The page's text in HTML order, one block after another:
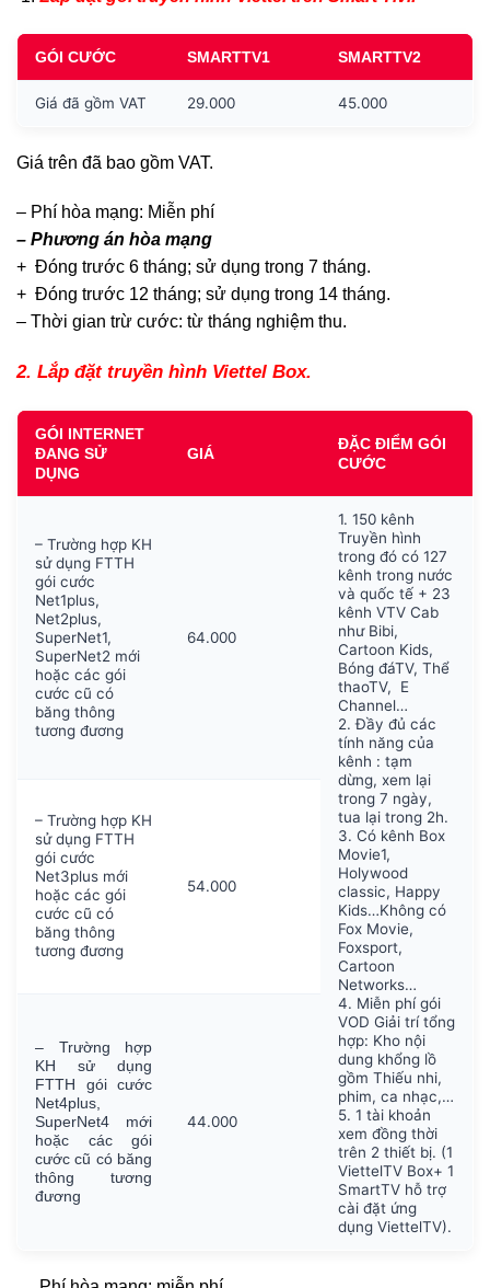
GÓI CƯỚC SMARTTV1 SMARTTV2
Giá đã gồm VAT 29.000 45.000
Giá trên đã bao gồm VAT.
– Phí hòa mạng: Miễn phí
– Phương án hòa mạng
+ Đóng trước 6 tháng; sử dụng trong 7 tháng.
+ Đóng trước 12 tháng; sử dụng trong 14 tháng.
– Thời gian trừ cước: từ tháng nghiệm thu.
2. Lắp đặt truyền hình Viettel Box.
GÓI INTERNET
ĐANG SỬ
DỤNG
GIÁ
ĐẶC ĐIỂM GÓI
CƯỚC
– Trường hợp KH
sử dụng FTTH
gói cước
Net1plus,
Net2plus,
SuperNet1,
SuperNet2 mới
hoặc các gói
cước cũ có
băng thông
tương đương
64.000
1. 150 kênh
Truyền hình
trong đó có 127
kênh trong nước
và quốc tế + 23
kênh VTV Cab
như Bibi,
Cartoon Kids,
Bóng đáTV, Thể
thaoTV, E
Channel…
2. Đầy đủ các
tính năng của
kênh : tạm
dừng, xem lại
trong 7 ngày,
tua lại trong 2h.
3. Có kênh Box
Movie1,
Holywood
classic, Happy
Kids…Không có
Fox Movie,
Foxsport,
Cartoon
Networks…
4. Miễn phí gói
VOD Giải trí tổng
hợp: Kho nội
dung khổng lồ
gồm Thiếu nhi,
phim, ca nhạc,…
5. 1 tài khoản
xem đồng thời
trên 2 thiết bị. (1
ViettelTV Box+ 1
SmartTV hỗ trợ
cài đặt ứng
dụng ViettelTV).
– Trường hợp KH
sử dụng FTTH
gói cước
Net3plus mới
hoặc các gói
cước cũ có
băng thông
tương đương
54.000
– Trường hợp
KH sử dụng
FTTH gói cước
Net4plus,
SuperNet4 mới
hoặc các gói
cước cũ có băng
thông tương
đương
44.000